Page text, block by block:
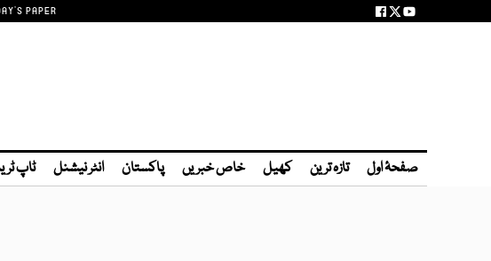
PAPER
صفحۂ اول تازہ ترین کھیل خاص خبریں پاکستان انٹر نیشنل ٹاپ